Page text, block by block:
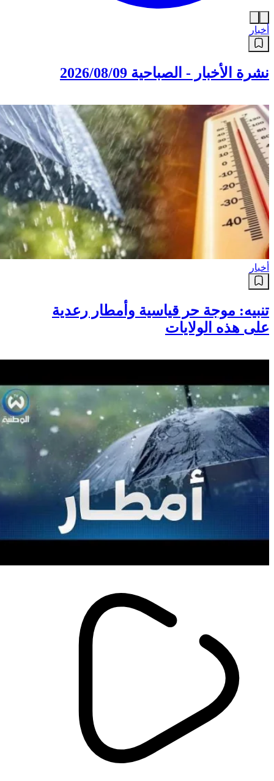
أخبار
نشرة الأخبار - الصباحية 2026/08/09
أخبار
تنبيه: موجة حر قياسية وأمطار رعدية
على هذه الولايات